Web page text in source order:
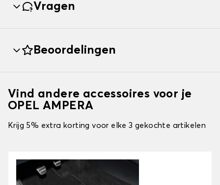
Vragen
Beoordelingen
Vind andere accessoires voor je
OPEL AMPERA
Krijg 5% extra korting voor elke 3 gekochte artikelen